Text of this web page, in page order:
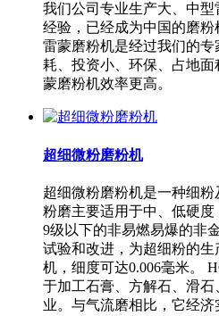
我们公司专业生产大、中
经验，已经成为中国的磨粉
雷蒙磨粉机是经过我们的
耗、投资小、环保、占地
蒙磨粉机效率更高。
超细微粉磨粉机
超细微粉磨粉机是一种细
粉磨主要适用于中、低硬
9级以下的非易燃易爆的非
试验和改进，为超细粉的
机，细度可达0.006毫米。
于加工石膏、方解石、滑
业。与气流磨相比，它经